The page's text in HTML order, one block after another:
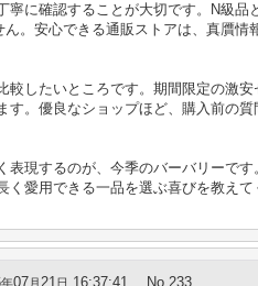
に確認することが大切です。N級品
。安心できる通販ストアは、真贋情
したいところです。期間限定の激安
。優良なショップほど、購入前の質
現するのが、今季のバーバリーで
愛用できる一品を選ぶ喜びを教え
年07月 21 日 16:37:41 No.233